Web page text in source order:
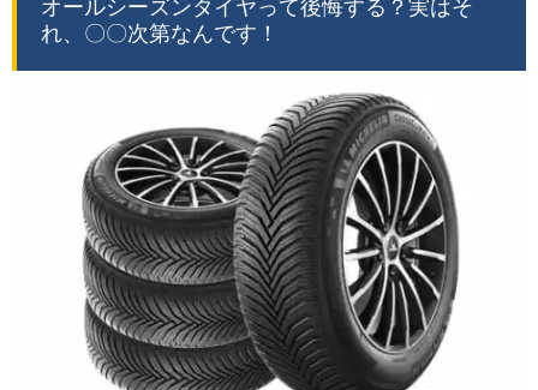
オールシーズンタイヤって後悔する？実はそ
れ、〇〇次第なんです！